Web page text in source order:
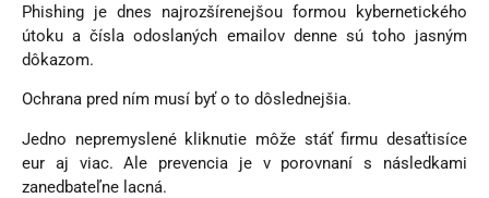
Phishing je dnes najrozšírenejšou formou kybernetického
útoku a čísla odoslaných emailov denne sú toho jasným
dôkazom.
Ochrana pred ním musí byť o to dôslednejšia.
Jedno nepremyslené kliknutie môže stáť firmu desaťtisíce
eur aj viac. Ale prevencia je v porovnaní s následkami
zanedbateľne lacná.